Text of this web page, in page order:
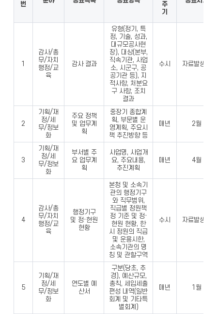
번
주
기
1
감사/총
무/자치
행정/교
육
감사 결과
유형(정기, 특
정, 기술, 성과,
대규모공사현
장), 대상(본부,
직속기관, 사업
소, 시군구, 공
공기관 등), 지
적사항, 처분요
구 사항, 조치
결과
수시 자료발생시
2
기획/재
정/세
무/정보
화
주요 정책
및 업무계
획
중장기 종합계
획, 부문별 운
영계획, 주요시
책 추진방향 등
매년 2월
3
기획/재
정/세
무/정보
화
부서별 주
요 업무계
획
사업명, 사업개
요, 주요내용,
추진계획
매년 4월
4
감사/총
무/자치
행정/교
육
행정기구
및 정·현원
현황
본청 및 소속기
관의 행정기구
와 직무범위,
직급별 정원책
정 기준 및 정·
현원 현황, 한
시 정원의 직급
및 운용시한,
소속기관의 명
칭 및 관할구역
수시 자료발생시
5
기획/재
정/세
무/정보
화
연도별 예
산서
구분(당초, 추
경), 예산규모,
총칙, 세입세출
편성 내역(일반
회계 및 기타특
별회계)
매년 1월